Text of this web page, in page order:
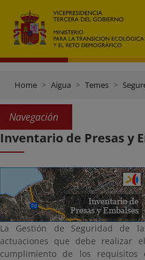
Home Aigua Temes
Navegación
Inventario de Presas y
La Gestión de Seguridad de
actuaciones que debe realizar
cumplimiento de los